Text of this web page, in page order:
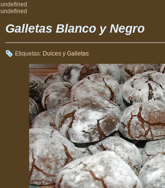
undefined
undefined
Galletas Blanco y Negro
Etiquetas: Dulces y Galletas